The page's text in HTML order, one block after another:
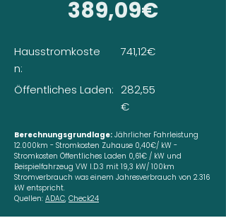
389,09€
Hausstromkoste
n:
Öffentliches Laden:
741,12€
282,55
€
Berechnungsgrundlage: Jährlicher Fahrleistung
12.000km - Stromkosten Zuhause 0,40€/ kW -
Stromkosten Öffentliches Laden 0,61€ / kW und
Beispielfahrzeug VW I.D.3 mit 19,3 kW/ 100km
Stromverbrauch was einem Jahresverbrauch von 2.316
kW entspricht.
Quellen: ADAC, Check24